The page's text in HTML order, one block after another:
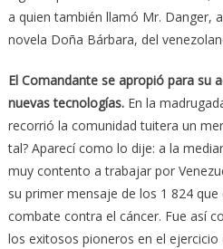
a quien también llamó Mr. Danger,
novela Doña Bárbara, del
El Comandante se apropió para su
nuevas tecnologías.En la
recorrió la comunidad tuitera un
tal? Aparecí como lo dije: a la
muy contento a trabajar por
su primer mensaje de los 1 824
combate contra el cáncer. Fue así
los exitosos pioneros en el